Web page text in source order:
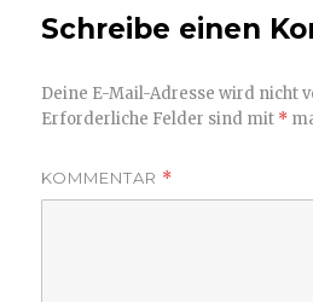
Schreibe einen
Deine E-Mail-Adresse wird nicht
Erforderliche Felder sind mit *
KOMMENTAR *